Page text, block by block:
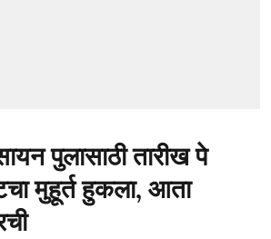
पुलासाठी तारीख पे
मुहूर्त हुकला, आता